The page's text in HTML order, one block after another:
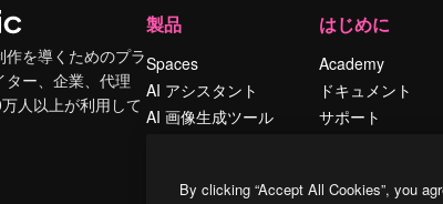
を導くためのプラ
ター、企業、代理
人以上が利用して
製品
Spaces
AI アシスタント
AI 画像生成ツール
ストックコンテン
はじめに
Academy
ドキュメント
サポート
シー
By clicking “Accept All Cookies”, you